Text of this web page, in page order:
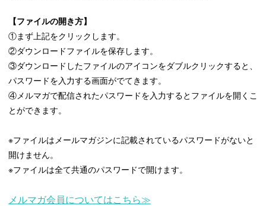
【ファイルの開き方】
①まず上記をクリックします。
②ダウンロードファイルを保存します。
③ダウンロードしたファイルのアイコンをダブルクリックすると、
パスワードを入力する画面がでてきます。
④メルマガで配信されたパスワードを入力するとファイルを開くこ
とができます。
※ファイルはメールマガジンに記載されているパスワードがないと
開けません。
※ファイルは全て共通のパスワードで開けます。
メルマガ会員についてはこちら≫